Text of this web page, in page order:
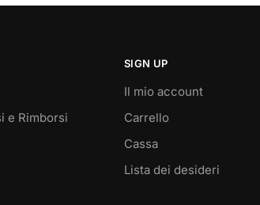
e Rimborsi
SIGN UP
Il mio account
Carrello
Cassa
Lista dei desideri